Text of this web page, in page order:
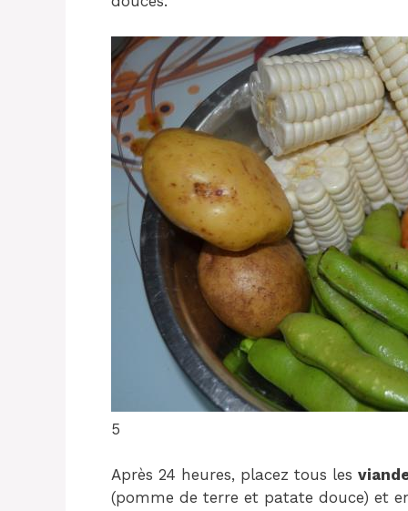
5
Après 24 heures, placez tous les
(pomme de terre et patate douce) et